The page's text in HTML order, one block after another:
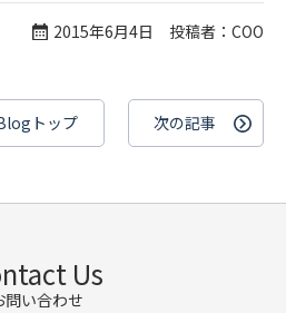
2015年6月4日 投稿者：COO
トップ 次の記事
Us
問い合わせ